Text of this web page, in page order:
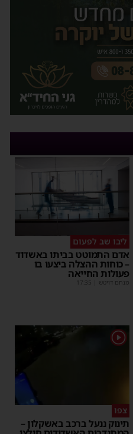
ליבו שב לפעום
אדם התמוטט בביתו באשדוד
– כוחות ההצלה ביצעו בו
פעולות החייאה
מנחם דויטש 17:35
1
צפו
תינוק ננעל ברכב באשקלון –